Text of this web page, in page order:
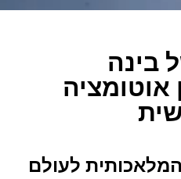
בינה
אוטומציה
לעולם